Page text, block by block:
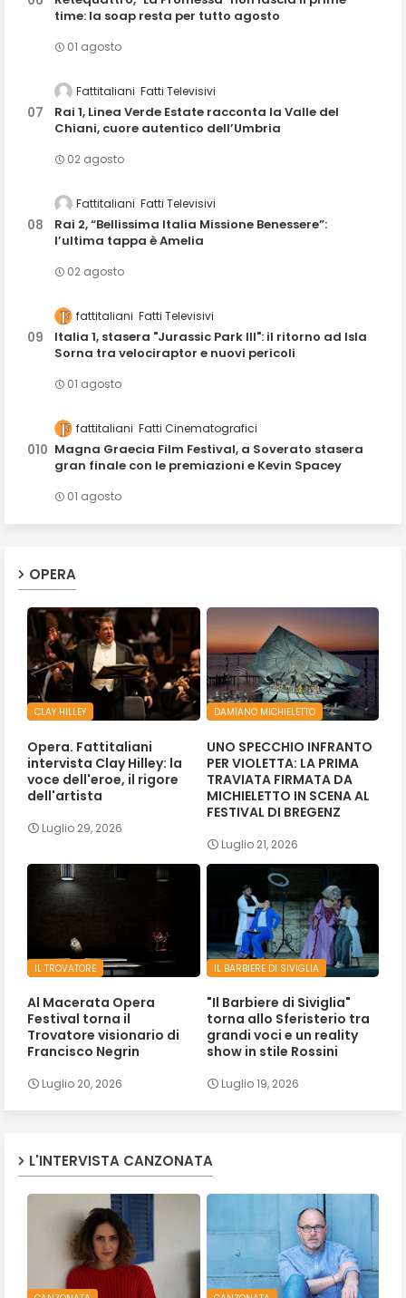
time: la soap resta per tutto agosto
01 agosto
Fattitaliani Fatti Televisivi
Rai 1, Linea Verde Estate racconta la Valle del
Chiani, cuore autentico dell’Umbria
02 agosto
Fattitaliani Fatti Televisivi
Rai 2, “Bellissima Italia Missione Benessere”:
l’ultima tappa è Amelia
02 agosto
fattitaliani Fatti Televisivi
Italia 1, stasera "Jurassic Park III": il ritorno ad Isla
Sorna tra velociraptor e nuovi pericoli
01 agosto
fattitaliani Fatti Cinematografici
Magna Graecia Film Festival, a Soverato stasera
gran finale con le premiazioni e Kevin Spacey
01 agosto
OPERA
CLAY HILLEY
Opera. Fattitaliani
intervista Clay Hilley: la
voce dell'eroe, il rigore
dell'artista
Luglio 29, 2026
DAMIANO MICHIELETTO
UNO SPECCHIO INFRANTO
PER VIOLETTA: LA PRIMA
TRAVIATA FIRMATA DA
MICHIELETTO IN SCENA AL
FESTIVAL DI BREGENZ
Luglio 21, 2026
IL TROVATORE
Al Macerata Opera
Festival torna il
Trovatore visionario di
Francisco Negrin
Luglio 20, 2026
IL BARBIERE DI SIVIGLIA
"Il Barbiere di Siviglia"
torna allo Sferisterio tra
grandi voci e un reality
show in stile Rossini
Luglio 19, 2026
L'INTERVISTA CANZONATA